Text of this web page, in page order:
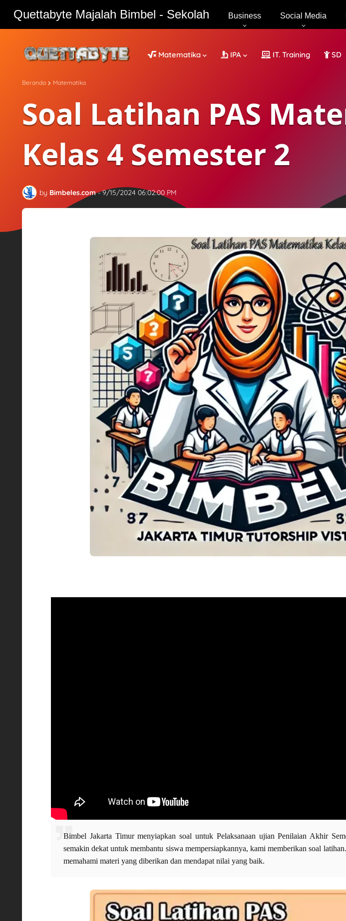
Quettabyte Majalah Bimbel - Sekolah Business Social Media
Matematika IPA IT. Training SD
Beranda Matematika
Soal Latihan PAS
Kelas 4 Semester 2
by Bimbeles.com - 9/15/2024 06:02:00 PM
Bimbel Jakarta Timur menyiapkan soal untuk Pelaksanaan ujian Penilaian Akhir
semakin dekat untuk membantu siswa mempersiapkannya, kami memberikan soal
memahami materi yang diberikan dan mendapat nilai yang baik.